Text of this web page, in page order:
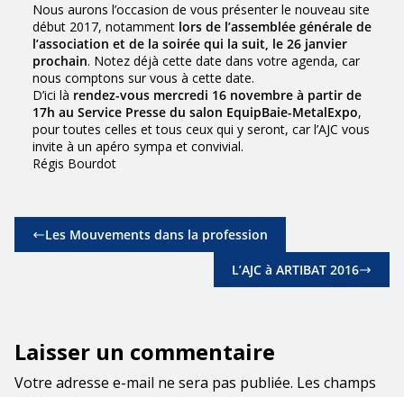
Nous aurons l’occasion de vous présenter le nouveau site
début 2017, notamment lors de l’assemblée générale de
l’association et de la soirée qui la suit, le 26 janvier
prochain. Notez déjà cette date dans votre agenda, car
nous comptons sur vous à cette date.
D’ici là rendez-vous mercredi 16 novembre à partir de
17h au Service Presse du salon EquipBaie-MetalExpo,
pour toutes celles et tous ceux qui y seront, car l’AJC vous
invite à un apéro sympa et convivial.
Régis Bourdot
Les Mouvements dans la profession
L’AJC à ARTIBAT 2016
Laisser un commentaire
Votre adresse e-mail ne sera pas publiée. Les champs